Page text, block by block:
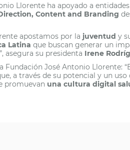
Llorente ha apoyado a
Content and Branding
apostamos por la juventud y
Latina que buscan generar un
asegura su presidenta Irene
Fundación José Antonio Llorente:
a través de su potencial y un
promuevan una cultura digital